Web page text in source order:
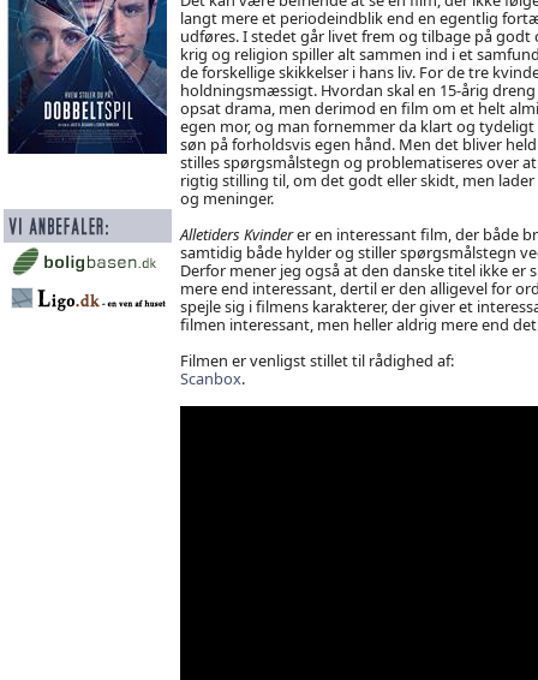
langt mere et periodeindblik end en egentlig
udføres. I stedet går livet frem og tilbage på godt
krig og religion spiller alt sammen ind i et
de forskellige skikkelser i hans liv. For de tre
holdningsmæssigt. Hvordan skal en 15-årig
opsat drama, men derimod en film om et helt
egen mor, og man fornemmer da klart og
søn på forholdsvis egen hånd. Men det bliver
stilles spørgsmålstegn og problematiseres over
rigtig stilling til, om det godt eller skidt, men
og meninger.
Alletiders Kvinderer en interessant film, der både
samtidig både hylder og stiller spørgsmålstegn
Derfor mener jeg også at den danske titel ikke
mere end interessant, dertil er den alligevel for
spejle sig i filmens karakterer, der giver et
filmen interessant, men heller aldrig mere end
Filmen er venligst stillet til rådighed af:
Scanbox.